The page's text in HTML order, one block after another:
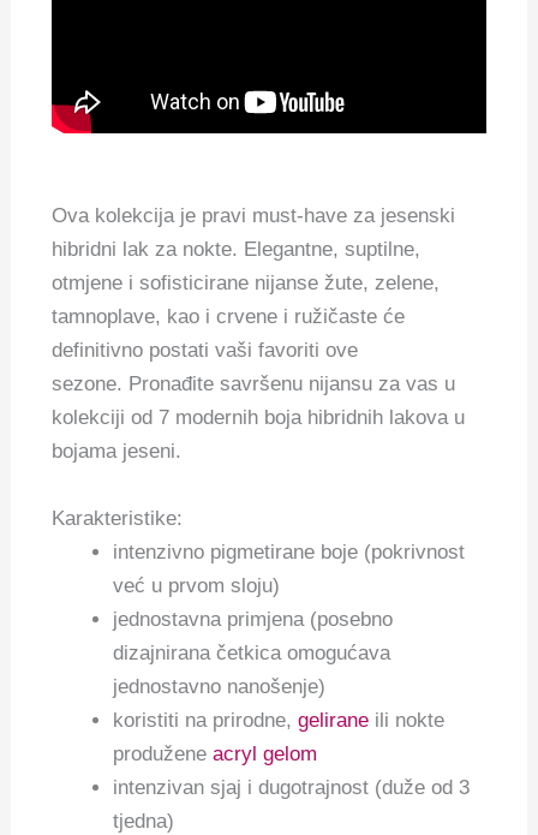
Ova kolekcija je pravi must-have za jesenski
hibridni lak za nokte. Elegantne, suptilne,
otmjene i sofisticirane nijanse žute, zelene,
tamnoplave, kao i crvene i ružičaste će
definitivno postati vaši favoriti ove
sezone. Pronađite savršenu nijansu za vas u
kolekciji od 7 modernih boja hibridnih lakova u
bojama jeseni.
Karakteristike:
intenzivno pigmetirane boje (pokrivnost
već u prvom sloju)
jednostavna primjena (posebno
dizajnirana četkica omogućava
jednostavno nanošenje)
koristiti na prirodne,gelirane ili nokte
produženeacryl gelom
intenzivan sjaj i dugotrajnost (duže od 3
tjedna)